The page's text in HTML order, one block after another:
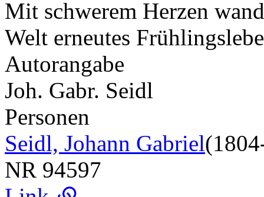
Mit schwerem Herzen
Welt erneutes
Autorangabe
Joh. Gabr. Seidl
Personen
Seidl, Johann Gabriel
NR 94597